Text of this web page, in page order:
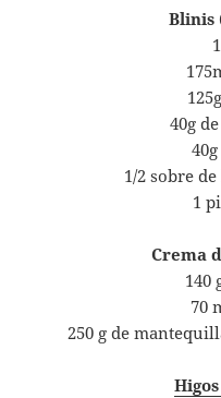
Blinis
40g
1/2 sobre
1
Crema
140
70
250 g de